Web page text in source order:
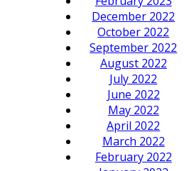
December 2022
October 2022
September 2022
August 2022
July 2022
June 2022
May 2022
April 2022
March 2022
February 2022